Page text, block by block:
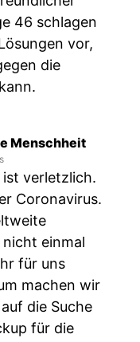
46 schlagen
vor,
die
Menschheit
verletzlich.
Coronavirus.
einmal
für uns
machen wir
die Suche
für die